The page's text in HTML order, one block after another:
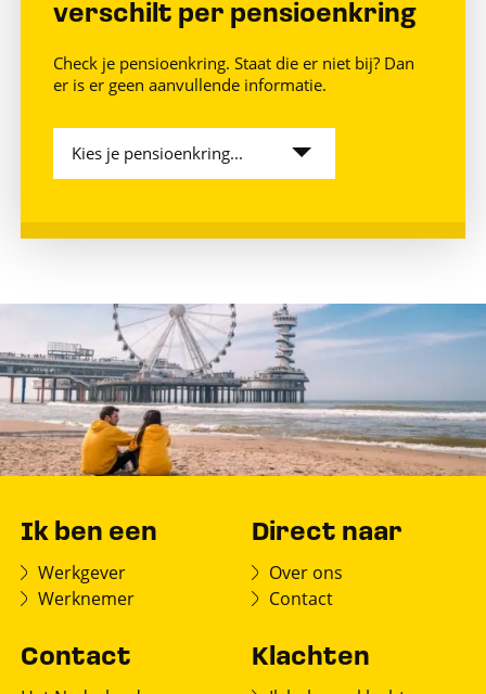
verschilt per pensioenkring
Check je pensioenkring. Staat die er niet bij? Dan
er is er geen aanvullende informatie.
Kies je pensioenkring...
Ik ben een
Werkgever
Werknemer
Direct naar
Over ons
Contact
Contact Klachten